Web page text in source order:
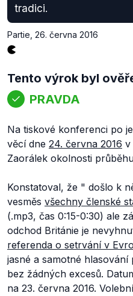
tradici.
Partie 26. června 2016
Tento výrok byl
PRAVDA
Na tiskové konferenci po
věcí dne 24. června 2016 v
Zaorálek okolnosti
Konstatoval, že " došlo k
vesměs všechny členské
(.mp3, čas 0:15-0:30) ale
odchod Británie je
referenda o setrvání v
jasné a samotné
bez žádných excesů.
na 23. června 2016.